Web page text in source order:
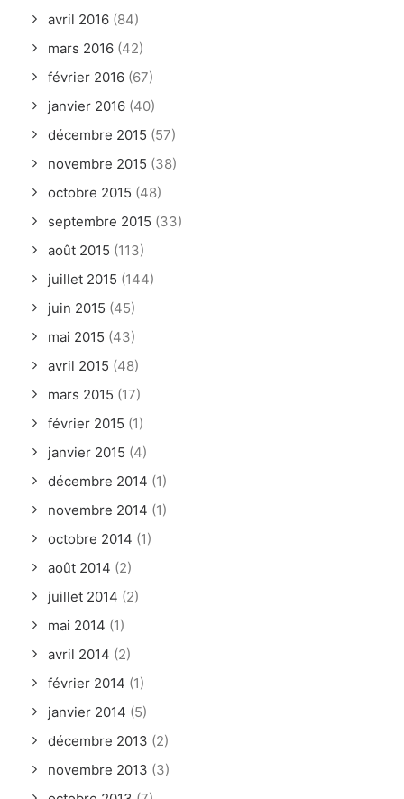
avril 2016 (84)
mars 2016 (42)
février 2016 (67)
janvier 2016 (40)
décembre 2015 (57)
novembre 2015 (38)
octobre 2015 (48)
septembre 2015 (33)
août 2015 (113)
juillet 2015 (144)
juin 2015 (45)
mai 2015 (43)
avril 2015 (48)
mars 2015 (17)
février 2015 (1)
janvier 2015 (4)
décembre 2014 (1)
novembre 2014 (1)
octobre 2014 (1)
août 2014 (2)
juillet 2014 (2)
mai 2014 (1)
avril 2014 (2)
février 2014 (1)
janvier 2014 (5)
décembre 2013 (2)
novembre 2013 (3)